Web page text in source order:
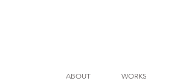
ABOUT WORKS